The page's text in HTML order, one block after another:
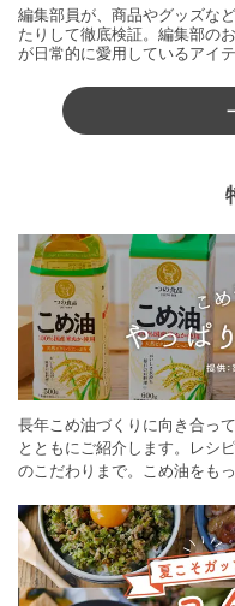
編集部員が、商品やグッズな
たりして徹底検証。編集部の
が日常的に愛用しているアイ
長年こめ油づくりに向き合っ
とともにご紹介します。レシ
のこだわりまで。こめ油をも